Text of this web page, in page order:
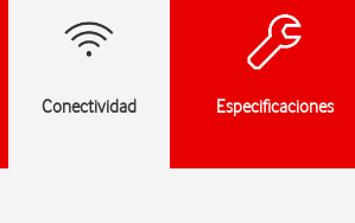
Conectividad Especificaciones